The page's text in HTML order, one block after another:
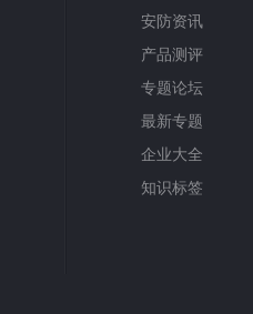
安防资讯
产品测评
专题论坛
最新专题
企业大全
知识标签